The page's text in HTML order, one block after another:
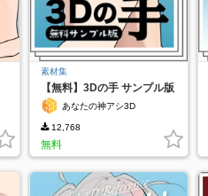
素材集
【無料】3Dの手 サンプル版
あなたの神アシ3D
12,768
無料